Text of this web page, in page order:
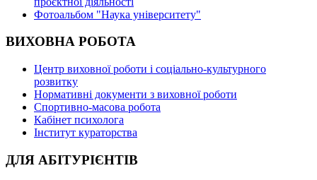
Фотоальбом "Наука університету"
ВИХОВНА РОБОТА
Центр виховної роботи і соціально-культурного
розвитку
Нормативні документи з виховної роботи
Спортивно-масова робота
Кабінет психолога
Інститут кураторства
ДЛЯ АБІТУРІЄНТІВ